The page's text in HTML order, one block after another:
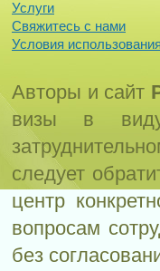
Услуги
Свяжитесь с нами
Условия
Авторы и сайт
визы в виду
следует
центр
вопросам
без